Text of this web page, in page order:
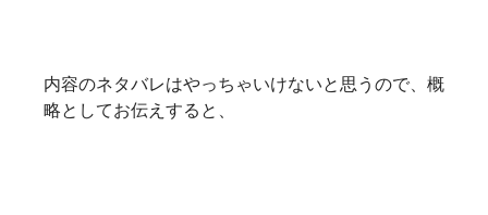
内容のネタバレはやっちゃいけないと思うので、概
略としてお伝えすると、